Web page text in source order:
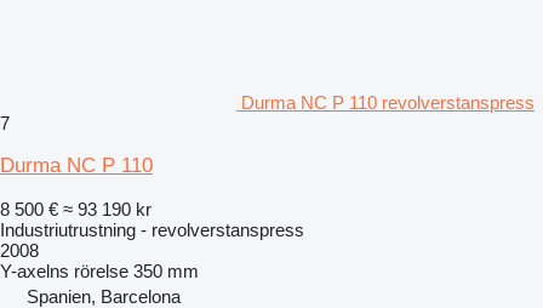
Durma NC P 110 revolverstanspress
7
Durma NC P 110
8 500 € ≈ 93 190 kr
Industriutrustning - revolverstanspress
2008
Y-axelns rörelse 350 mm
Spanien, Barcelona